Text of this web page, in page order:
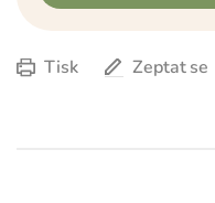
Tisk Zeptat se